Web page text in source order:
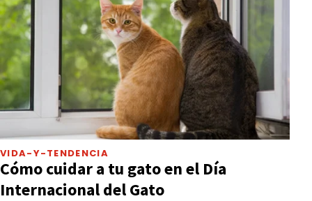
VIDA-Y-TENDENCIA
Cómo cuidar a tu gato en el Día
Internacional del Gato